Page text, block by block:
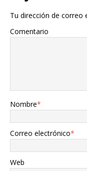
Tu dirección de correo
Comentario
Nombre*
Correo electrónico*
Web